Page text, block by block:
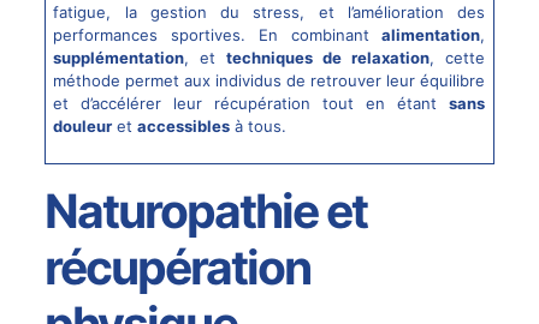
fatigue, la gestion du stress, et l’amélioration des
performances sportives. En combinantalimentation,
supplémentation, ettechniques de relaxation, cette
méthode permet aux individus de retrouver leur équilibre
et d’accélérer leur récupération tout en étantsans
douleur etaccessibles à tous.
Naturopathie et
récupération